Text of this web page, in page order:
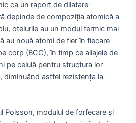
ca un raport de dilatare-
depinde de compoziția atomică a
oțelurile au un modul termic mai
au nouă atomi de fier în fiecare
corp (BCC), în timp ce aliajele de
pe celulă pentru structura lor
diminuând astfel rezistența la
Poisson, modulul de forfecare și